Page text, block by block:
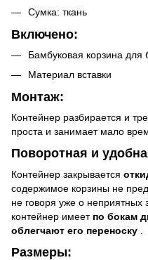
Сумка: ткань
Включено:
Бамбуковая корзина для
Материал вставки
Монтаж:
Контейнер разбирается и
проста и занимает мало
Поворотная и
Контейнер закрывается
содержимое корзины не
не говоря уже о
контейнер имеет по бокам
облегчают его переноску
Размеры: